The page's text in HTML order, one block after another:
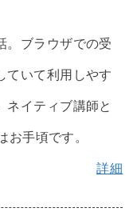
。ブラウザでの受
ていて利用しやす
ネイティブ講師と
手頃です。
詳細